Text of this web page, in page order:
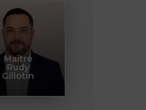
Maître
Rudy
Gillotin